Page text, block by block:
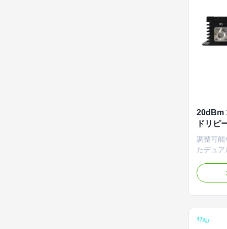
20dBm
ドリピ
ーター
ター
調整可
たデュ
をサポー
インテ